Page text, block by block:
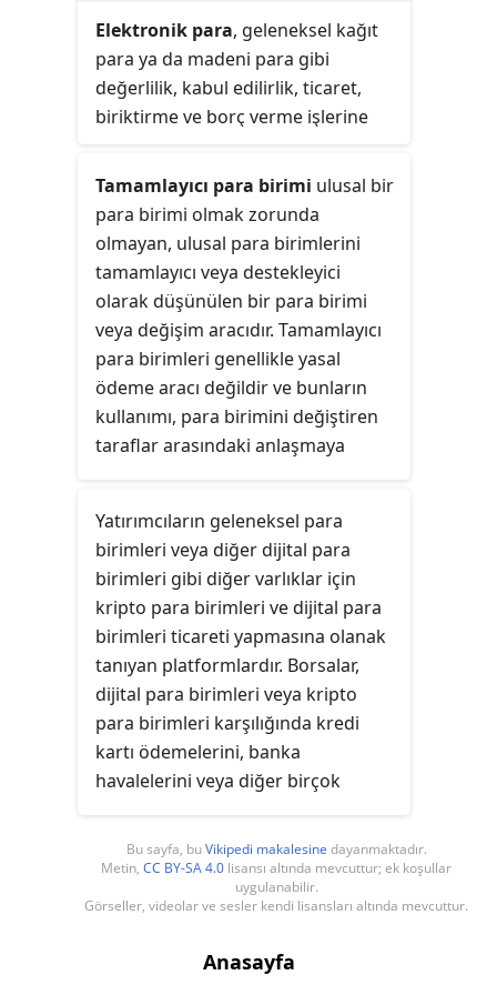
anlaşmanın paranın karşılığını verip
vermediği gibi mutlak terimlerle de
ifade edilebilir.
ve sanal dövizdir. Kripto varlıklar,
merkezi elektronik para ve merkezi
bankacılık sistemlerin aksine
tümüyle merkeziyetsizlerdir. Her bir
tabanı olan dağıtık muhasebe
defteri (ledger) olarak işlev gören
bir blok zincirinden (Blockchain)
gelmektedir.
Elektronik para, geleneksel kağıt
para ya da madeni para gibi
değerlilik, kabul edilirlik, ticaret,
biriktirme ve borç verme işlerine
olan bir sayısal unsur, bir değişim
aracı, bir döviz cinsidir.
Tamamlayıcı para birimi ulusal bir
para birimi olmak zorunda
olmayan, ulusal para birimlerini
tamamlayıcı veya destekleyici
olarak düşünülen bir para birimi
veya değişim aracıdır. Tamamlayıcı
para birimleri genellikle yasal
ödeme aracı değildir ve bunların
kullanımı, para birimini değiştiren
taraflar arasındaki anlaşmaya
Jérôme Blanc'a göre, tamamlayıcı
para birimleri ekonomiyi korumayı,
canlandırmayı veya yönlendirmeyi
amaçlamaktadır. Belirli sosyal,
çevresel veya politik hedefleri
ilerletmek için de kullanılabilirler.
Yatırımcıların geleneksel para
birimleri veya diğer dijital para
birimleri gibi diğer varlıklar için
kripto para birimleri ve dijital para
birimleri ticareti yapmasına olanak
tanıyan platformlardır. Borsalar,
dijital para birimleri veya kripto
para birimleri karşılığında kredi
kartı ödemelerini, banka
havalelerini veya diğer birçok
kripto para borsası
, genellikle alış-
satış işlemleri için işlem komisyonu
olarak alan veya eşleşen bir
alan bir piyasa yapıcı olabilir.
Bu sayfa, buVikipedi makalesine dayanmaktadır.
Metin, CC BY-SA 4.0 lisansı altında mevcuttur; ek koşullar
uygulanabilir.
Görseller, videolar ve sesler kendi lisansları altında mevcuttur.
Anasayfa